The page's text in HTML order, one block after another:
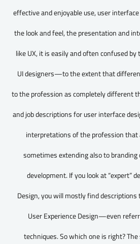
effective and enjoyable use, user
the look and feel, the presentation and
like UX, it is easily and often confused
UI designers—to the extent that
to the profession as completely different
and job descriptions for user interface
interpretations of the profession that
sometimes extending also to
development. If you look at “expert”
Design, you will mostly find
User Experience Design—even
techniques. So which one is right?